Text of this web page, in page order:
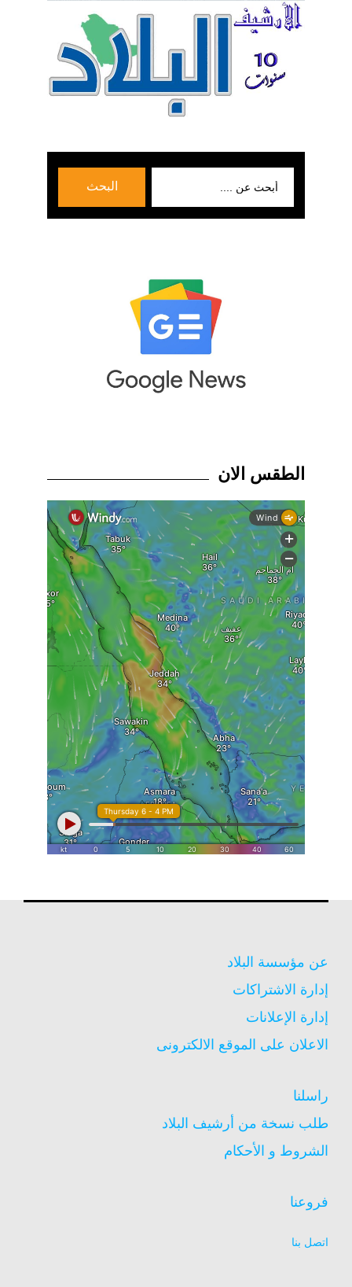
البحث
الطقس الان
عن مؤسسة البلاد
إدارة الاشتراكات
إدارة الإعلانات
الاعلان على الموقع الالكترونى
راسلنا
طلب نسخة من أرشيف البلاد
الشروط و الأحكام
فروعنا
اتصل بنا